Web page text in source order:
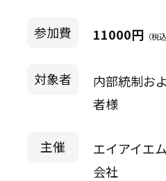
参加費 11000円 （税込
対象者
内部統制お
者様
主催
エイアイエ
会社